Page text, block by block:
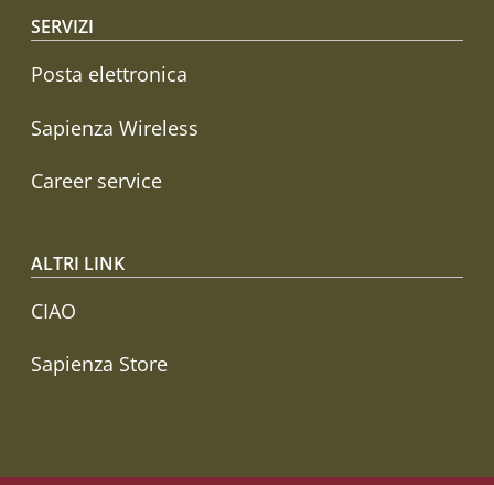
SERVIZI
Posta elettronica
Sapienza Wireless
Career service
ALTRI LINK
CIAO
Sapienza Store